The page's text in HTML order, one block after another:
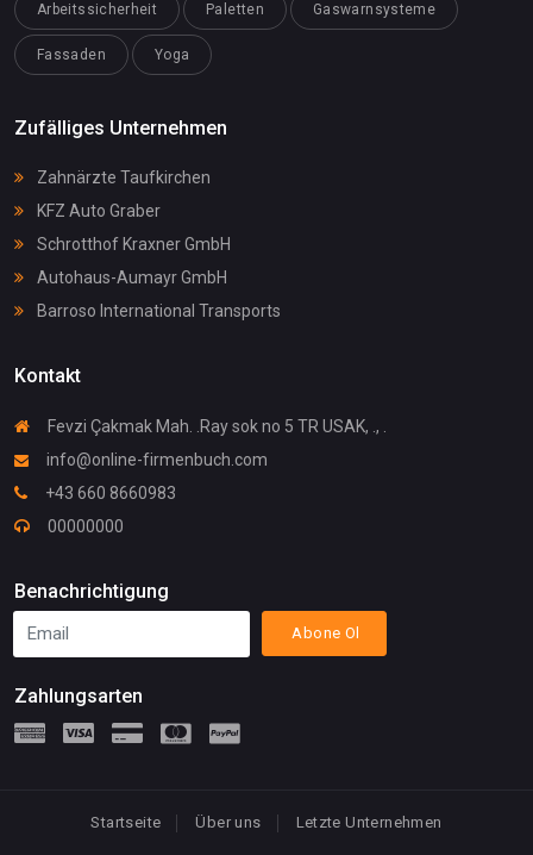
Arbeitssicherheit Paletten Gaswarnsysteme
Fassaden Yoga
Zufälliges Unternehmen
Zahnärzte Taufkirchen
KFZ Auto Graber
Schrotthof Kraxner GmbH
Autohaus-Aumayr GmbH
Barroso International Transports
Kontakt
Fevzi Çakmak Mah. .Ray sok no 5 TR USAK, ., .
info@online-firmenbuch.com
+43 660 8660983
00000000
Benachrichtigung
Abone Ol
Zahlungsarten
Startseite Über uns Letzte Unternehmen